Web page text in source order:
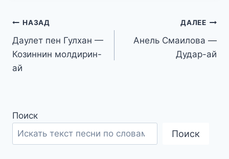
Навигация
по
записям
НАЗАД
Даулет пен Гулхан —
Козиннин молдирин-
ай
ДАЛЕЕ
Анель Смаилова —
Дудар-ай
Поиск
Поиск